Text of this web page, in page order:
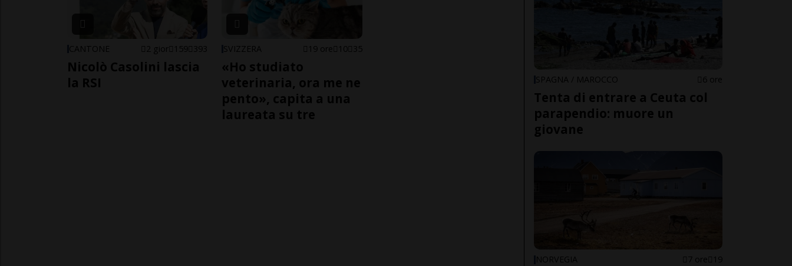
CANTONE 2 gior 159 393
Nicolò Casolini lascia
la RSI
SVIZZERA 19 ore 10 35
«Ho studiato
veterinaria, ora me ne
pento», capita a una
laureata su tre
SPAGNA / MAROCCO 6 ore
Tenta di entrare a Ceuta col
parapendio: muore un
giovane
NORVEGIA 7 ore 19